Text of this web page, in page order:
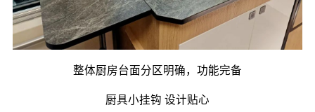
整体厨房台面分区明确，功能完备
厨具小挂钩 设计贴心